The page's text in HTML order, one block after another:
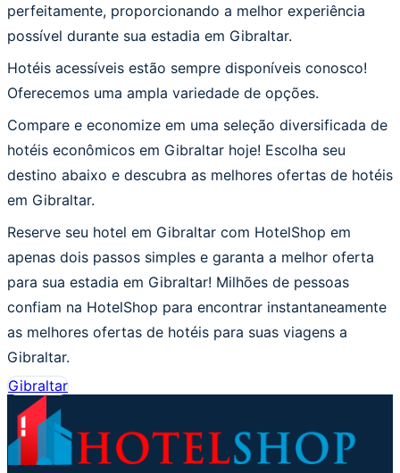
perfeitamente, proporcionando a melhor experiência
possível durante sua estadia em Gibraltar.
Hotéis acessíveis estão sempre disponíveis conosco!
Oferecemos uma ampla variedade de opções.
Compare e economize em uma seleção diversificada de
hotéis econômicos em Gibraltar hoje! Escolha seu
destino abaixo e descubra as melhores ofertas de hotéis
em Gibraltar.
Reserve seu hotel em Gibraltar com HotelShop em
apenas dois passos simples e garanta a melhor oferta
para sua estadia em Gibraltar! Milhões de pessoas
confiam na HotelShop para encontrar instantaneamente
as melhores ofertas de hotéis para suas viagens a
Gibraltar.
Gibraltar